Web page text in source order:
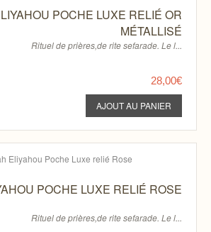
POCHE LUXE RELIÉ OR
MÉTALLISÉ
Rituel de prières,de rite sefarade. Le l...
28,00€
POCHE LUXE RELIÉ ROSE
Rituel de prières,de rite sefarade. Le l...